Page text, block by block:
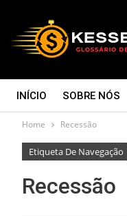
INÍCIO SOBRE NÓS
CONTATO
Home Recessão
Etiqueta De Navegação
Recessão